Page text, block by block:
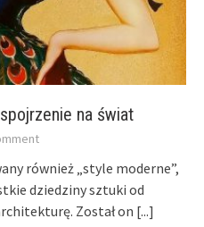
na świat
również „style moderne”,
dziedziny sztuki od
Został on [...]